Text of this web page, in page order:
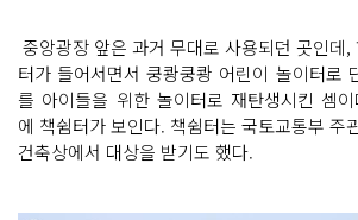
중앙광장 앞은 과거 무대로 사용되던 곳인데,
터가 들어서면서 쿵쾅쿵쾅 어린이 놀이터로
를 아이들을 위한 놀이터로 재탄생시킨 셈
에 책쉼터가 보인다. 책쉼터는 국토교통부 주
건축상에서 대상을 받기도 했다.